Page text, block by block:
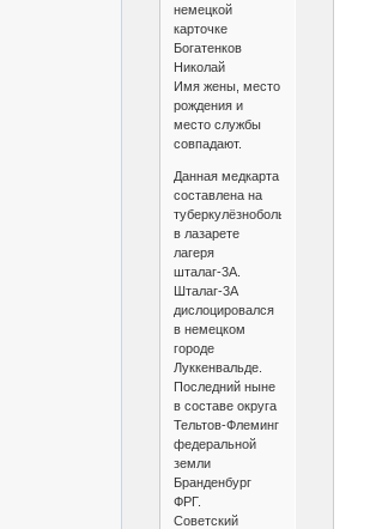
немецкой
карточке
Богатенков
Николай
Имя жены, место
рождения и
место службы
совпадают.
Данная медкарта
составлена на
туберкулёзнобольного
в лазарете
лагеря
шталаг-3А.
Шталаг-3А
дислоцировался
в немецком
городе
Луккенвальде.
Последний ныне
в составе округа
Тельтов-Флеминг
федеральной
земли
Бранденбург
ФРГ.
Советский